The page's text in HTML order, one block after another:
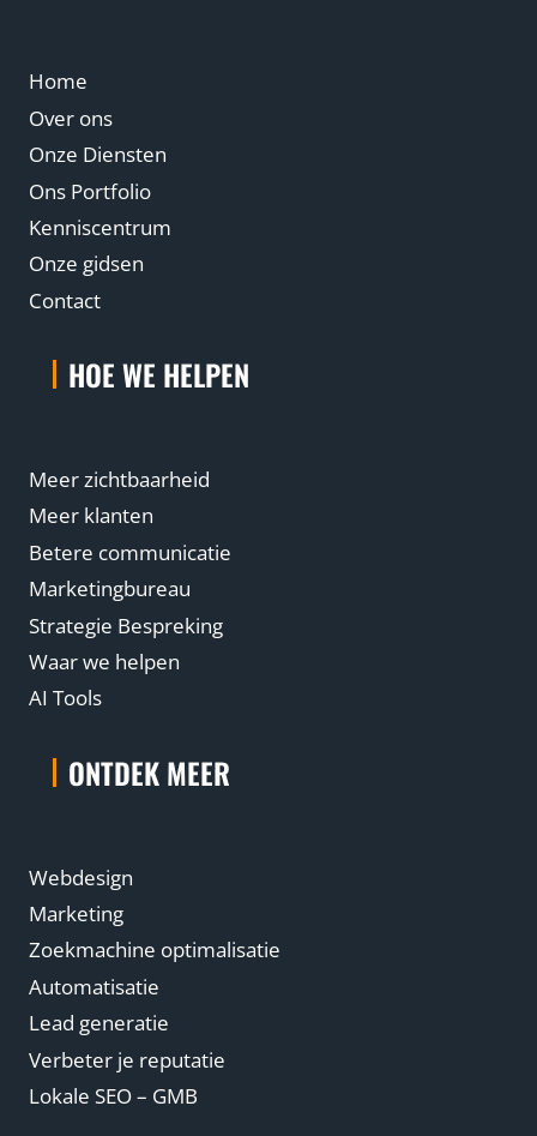
Home
Over ons
Onze Diensten
Ons Portfolio
Kenniscentrum
Onze gidsen
Contact
HOE WE HELPEN
Meer zichtbaarheid
Meer klanten
Betere communicatie
Marketingbureau
Strategie Bespreking
Waar we helpen
AI Tools
ONTDEK MEER
Webdesign
Marketing
Zoekmachine optimalisatie
Automatisatie
Lead generatie
Verbeter je reputatie
Lokale SEO – GMB